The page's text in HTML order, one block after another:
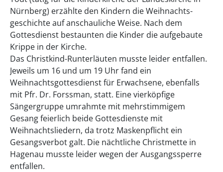
Nürnberg) erzählte den Kindern die Weihnachts-
geschichte auf anschauliche Weise. Nach dem
Gottesdienst bestaunten die Kinder die aufgebaute
Krippe in der Kirche.
Das Christkind-Runterläuten musste leider entfallen.
Jeweils um 16 und um 19 Uhr fand ein
Weihnachtsgottesdienst für Erwachsene, ebenfalls
mit Pfr. Dr. Forssman, statt. Eine vierköpfige
Sängergruppe umrahmte mit mehrstimmigem
Gesang feierlich beide Gottesdienste mit
Weihnachtsliedern, da trotz Maskenpflicht ein
Gesangsverbot galt. Die nächtliche Christmette in
Hagenau musste leider wegen der Ausgangssperre
entfallen.